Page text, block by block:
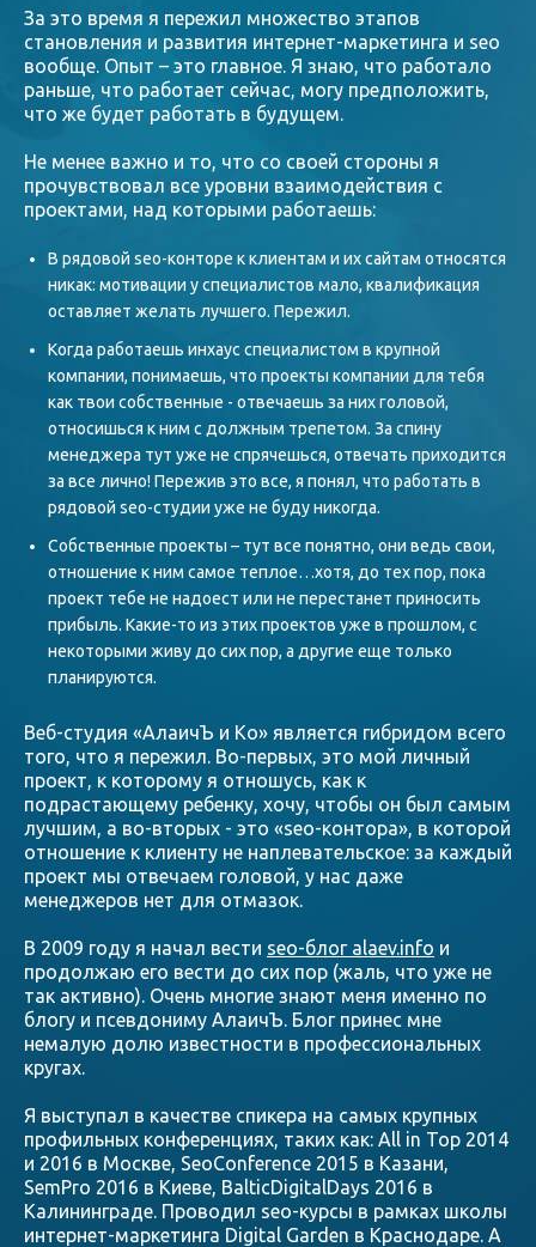
За это время я пережил множество этапов
становления и развития интернет-маркетинга и seo
вообще. Опыт – это главное. Я знаю, что работало
раньше, что работает сейчас, могу предположить,
что же будет работать в будущем.
Не менее важно и то, что со своей стороны я
прочувствовал все уровни взаимодействия с
проектами, над которыми работаешь:
В рядовой seo-конторе к клиентам и их сайтам относятся
никак: мотивации у специалистов мало, квалификация
оставляет желать лучшего. Пережил.
Когда работаешь инхаус специалистом в крупной
компании, понимаешь, что проекты компании для тебя
как твои собственные - отвечаешь за них головой,
относишься к ним с должным трепетом. За спину
менеджера тут уже не спрячешься, отвечать приходится
за все лично! Пережив это все, я понял, что работать в
рядовой seo-студии уже не буду никогда.
Собственные проекты – тут все понятно, они ведь свои,
отношение к ним самое теплое…хотя, до тех пор, пока
проект тебе не надоест или не перестанет приносить
прибыль. Какие-то из этих проектов уже в прошлом, с
некоторыми живу до сих пор, а другие еще только
планируются.
Веб-студия «АлаичЪ и Ко» является гибридом всего
того, что я пережил. Во-первых, это мой личный
проект, к которому я отношусь, как к
подрастающему ребенку, хочу, чтобы он был самым
лучшим, а во-вторых - это «seo-контора», в которой
отношение к клиенту не наплевательское: за каждый
проект мы отвечаем головой, у нас даже
менеджеров нет для отмазок.
В 2009 году я начал вести seo-блог alaev.info и
продолжаю его вести до сих пор (жаль, что уже не
так активно). Очень многие знают меня именно по
блогу и псевдониму АлаичЪ. Блог принес мне
немалую долю известности в профессиональных
кругах.
Я выступал в качестве спикера на самых крупных
профильных конференциях, таких как: All in Top 2014
и 2016 в Москве, SeoConference 2015 в Казани,
SemPro 2016 в Киеве, BalticDigitalDays 2016 в
Калининграде. Проводил seo-курсы в рамках школы
интернет-маркетинга Digital Garden в Краснодаре. А